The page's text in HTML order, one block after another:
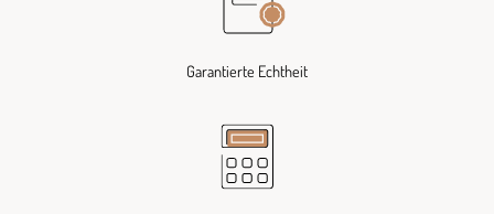
Garantierte Echtheit